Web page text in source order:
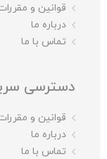
قوانین و
درباره ما
تماس با ما
دسترسی
قوانین و
درباره ما
تماس با ما